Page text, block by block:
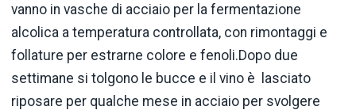
vanno in vasche di acciaio per la fermentazione
alcolica a temperatura controllata, con rimontaggi e
follature per estrarne colore e fenoli.Dopo due
settimane si tolgono le bucce e il vino è lasciato
riposare per qualche mese in acciaio per svolgere